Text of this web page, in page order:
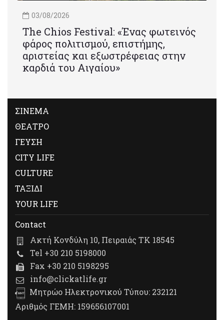
03/08/2026
Τhe Chios Festival: «Ένας φωτεινός
φάρος πολιτισμού, επιστήμης,
αριστείας και εξωστρέφειας στην
καρδιά του Αιγαίου»
ΣΙΝΕΜΑ
ΘΕΑΤΡΟ
ΓΕΥΣΗ
CITY LIFE
CULTURE
ΤΑΞΙΔΙ
YOUR LIFE
Contact
Ακτή Κονδύλη 10, Πειραιάς ΤΚ 18545
Tel +30 210 5198000
Fax +30 210 5198295
info@clickatlife.gr
Μητρώο Ηλεκτρονικού Τύπου: 232121
Αριθμός ΓΕΜΗ: 159656107001